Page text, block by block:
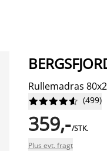
Rullemadras





 (499)
359,-/STK.
Plus evt. fragt